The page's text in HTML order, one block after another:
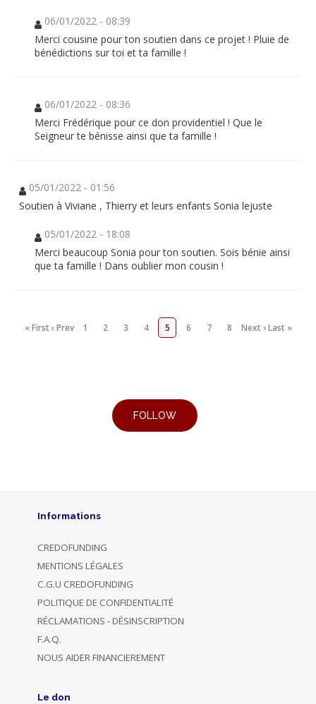
06/01/2022 - 08:39
Merci cousine pour ton soutien dans ce projet ! Pluie de
bénédictions sur toi et ta famille !
06/01/2022 - 08:36
Merci Frédérique pour ce don providentiel ! Que le
Seigneur te bénisse ainsi que ta famille !
05/01/2022 - 01:56
Soutien à Viviane , Thierry et leurs enfants Sonia lejuste
05/01/2022 - 18:08
Merci beaucoup Sonia pour ton soutien. Sois bénie ainsi
que ta famille ! Dans oublier mon cousin !
« First ‹ Prev 1 2 3 4 5 6 7 8 Next › Last »
Informations
CREDOFUNDING
MENTIONS LÉGALES
C.G.U CREDOFUNDING
POLITIQUE DE CONFIDENTIALITÉ
RÉCLAMATIONS - DÉSINSCRIPTION
F.A.Q.
NOUS AIDER FINANCIEREMENT
Le don